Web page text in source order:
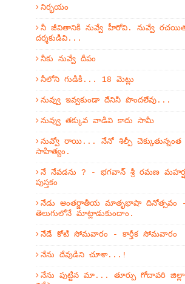
నిర్భయం
నీ జీవితానికి నువ్వే హీరోవి. నువ్వే
దర్శకుడివి...
నీకు నువ్వే దీపం
నీలోని గుడికి... 18 మెట్లు
నువ్వు ఇవ్వకుండా దేనినీ పొందలేవు...
నువ్వు తక్కువ వాడివి కాదు సామీ
నువ్వో రాయి... నేనో శిల్పీ
సాహిత్యం.
నే నేవడను ? - భగవాన్ శ్రీ రమణ
పుస్తకం
నేడు అంతర్జాతీయ మాతృభాషా దినోత్సవం
తెలుగులోనే మాట్లాడుకుందాం.
నేడే కోటి సోమవారం - కార్తీక సోమవారం
నేను దేవుడిని చూశా...!
నేను పుట్టిన మా... తూర్పు గోదావరి జిల్లా